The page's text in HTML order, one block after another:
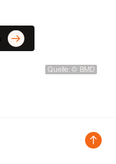
Quelle: © BMD